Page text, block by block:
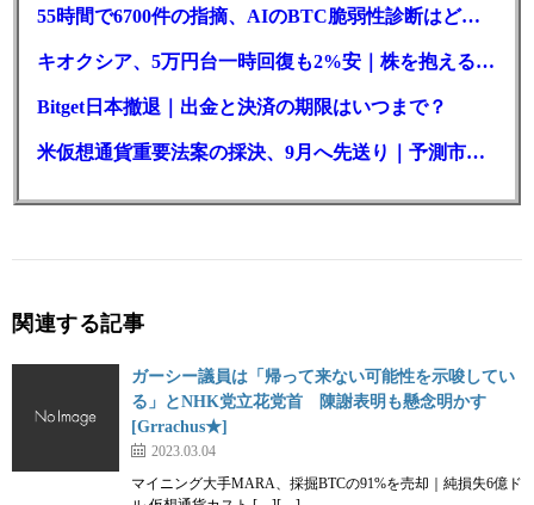
55時間で6700件の指摘、AIのBTC脆弱性診断はどこまで本物か
キオクシア、5万円台一時回復も2%安｜株を抱える東芝は純利益30倍
Bitget日本撤退｜出金と決済の期限はいつまで？
米仮想通貨重要法案の採決、9月へ先送り｜予測市場の成立確率は14%に
関連する記事
ガーシー議員は「帰って来ない可能性を示唆してい
る」とNHK党立花党首 陳謝表明も懸念明かす
[Grrachus★]
2023.03.04
マイニング大手MARA、採掘BTCの91%を売却｜純損失6億ド